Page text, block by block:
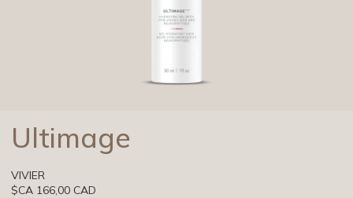
Ultimage
VIVIER
$CA 166,00 CAD